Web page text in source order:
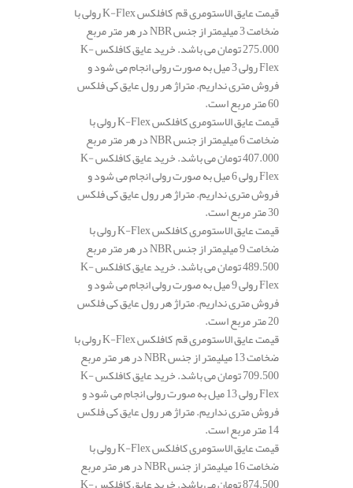
قیمت عایق الاستومری قم کافلکس K-Flex رولی با
ضخامت 3 میلیمتر از جنس NBR در هر متر مربع
275.000 تومان می باشد. خرید عایق کافلکس K-
Flex رولی 3 میل به صورت رولی انجام می شود و
فروش متری نداریم. متراژ هر رول عایق کی فلکس
60 متر مربع است.
قیمت عایق الاستومری کافلکس K-Flex رولی با
ضخامت 6 میلیمتر از جنس NBR در هر متر مربع
407.000 تومان می باشد. خرید عایق کافلکس K-
Flex رولی 6 میل به صورت رولی انجام می شود و
فروش متری نداریم. متراژ هر رول عایق کی فلکس
30 متر مربع است.
قیمت عایق الاستومری کافلکس K-Flex رولی با
ضخامت 9 میلیمتر از جنس NBR در هر متر مربع
489.500 تومان می باشد. خرید عایق کافلکس K-
Flex رولی 9 میل به صورت رولی انجام می شود و
فروش متری نداریم. متراژ هر رول عایق کی فلکس
20 متر مربع است.
قیمت عایق الاستومری قم کافلکس K-Flex رولی با
ضخامت 13 میلیمتر از جنس NBR در هر متر مربع
709.500 تومان می باشد. خرید عایق کافلکس K-
Flex رولی 13 میل به صورت رولی انجام می شود و
فروش متری نداریم. متراژ هر رول عایق کی فلکس
14 متر مربع است.
قیمت عایق الاستومری کافلکس K-Flex رولی با
ضخامت 16 میلیمتر از جنس NBR در هر متر مربع